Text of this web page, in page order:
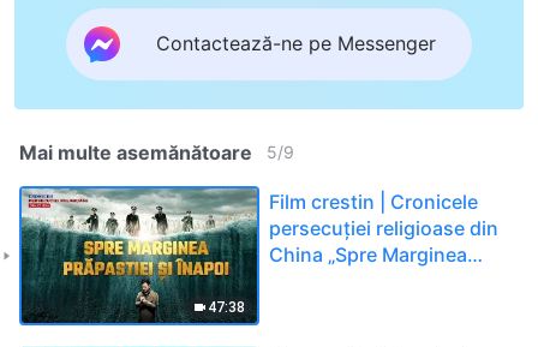
Contactează-ne pe Messenger
Mai multe asemănătoare 5/9
47:38
Film crestin | Cronicele
persecuției religioase din
China „Spre Marginea